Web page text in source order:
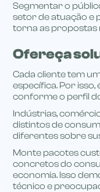
Segmentar o
setor de atuação e
torna as propostas
Ofereça
Cada cliente tem
específica. Por
conforme o perfil
Indústrias,
distintos de
diferentes sobre
Monte pacotes
concretos do
economia. Isso
técnico e